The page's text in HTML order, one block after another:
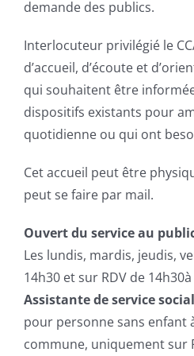
demande des publics.
Interlocuteur privilégié le
d’accueil, d’écoute et
qui souhaitent être
dispositifs existants pour
quotidienne ou qui ont
Cet accueil peut être
peut se faire par mail.
Ouvert du service au
Les lundis, mardis, jeudis,
14h30 et sur RDV de
Assistante de service social
pour personne sans enfant
commune, uniquement sur